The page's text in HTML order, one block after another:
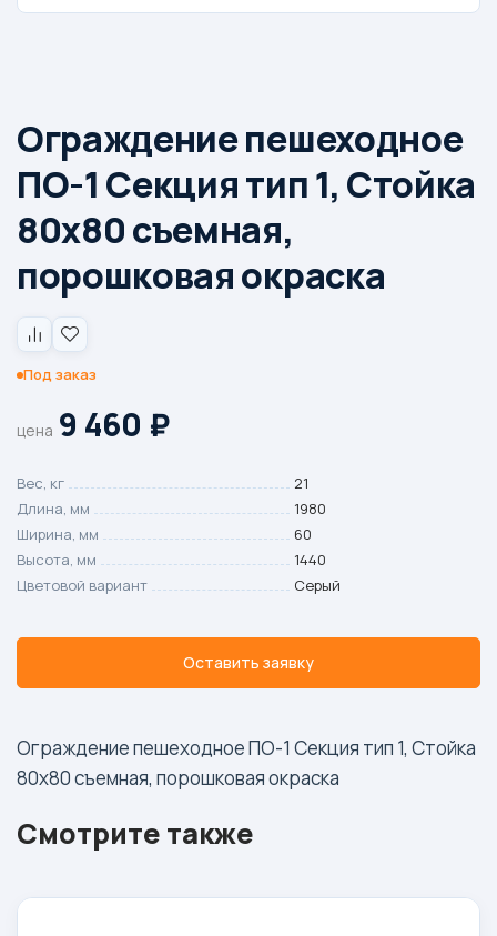
Ограждение пешеходное
ПО-1 Секция тип 1, Стойка
80х80 съемная,
порошковая окраска
Под заказ
цена 9 460 ₽
Вес, кг
21
Длина, мм
1980
Ширина, мм
60
Высота, мм
1440
Цветовой вариант
Серый
Оставить заявку
Ограждение пешеходное ПО-1 Секция тип 1, Стойка
80х80 съемная, порошковая окраска
Смотрите также